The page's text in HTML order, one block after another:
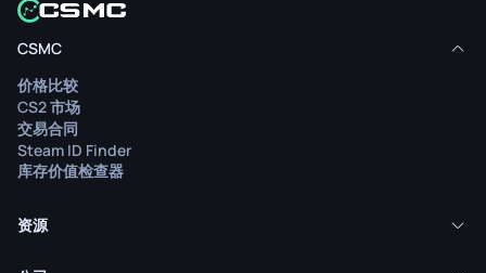
CSMC
价格比较
CS2 市场
交易合同
Steam ID Finder
库存价值检查器
资源